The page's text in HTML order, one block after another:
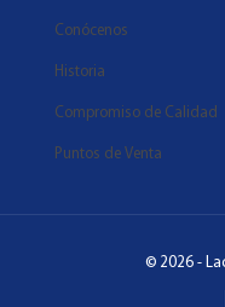
Conócenos
Historia
Compromiso de Calidad
Puntos de Venta
© 2026 -